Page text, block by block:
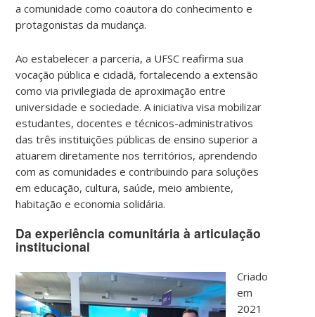
a comunidade como coautora do conhecimento e
protagonistas da mudança.
Ao estabelecer a parceria, a UFSC reafirma sua
vocação pública e cidadã, fortalecendo a extensão
como via privilegiada de aproximação entre
universidade e sociedade. A iniciativa visa mobilizar
estudantes, docentes e técnicos-administrativos
das três instituições públicas de ensino superior a
atuarem diretamente nos territórios, aprendendo
com as comunidades e contribuindo para soluções
em educação, cultura, saúde, meio ambiente,
habitação e economia solidária.
Da experiência comunitária à articulação
institucional
Criado
em
2021